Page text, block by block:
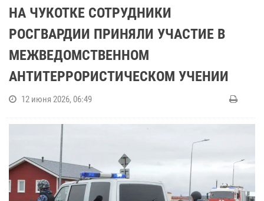
НА ЧУКОТКЕ СОТРУДНИКИ
РОСГВАРДИИ ПРИНЯЛИ УЧАСТИЕ В
МЕЖВЕДОМСТВЕННОМ
АНТИТЕРРОРИСТИЧЕСКОМ УЧЕНИИ
12 июня 2026, 06:49